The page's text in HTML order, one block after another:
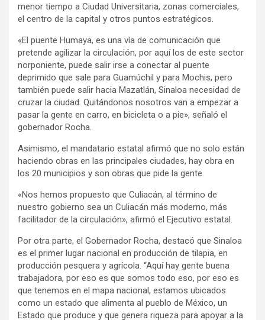
menor tiempo a Ciudad Universitaria, zonas comerciales,
el centro de la capital y otros puntos estratégicos.
«El puente Humaya, es una vía de comunicación que
pretende agilizar la circulación, por aquí los de este sector
norponiente, puede salir irse a conectar al puente
deprimido que sale para Guamúchil y para Mochis, pero
también puede salir hacia Mazatlán, Sinaloa necesidad de
cruzar la ciudad. Quitándonos nosotros van a empezar a
pasar la gente en carro, en bicicleta o a pie», señaló el
gobernador Rocha.
Asimismo, el mandatario estatal afirmó que no solo están
haciendo obras en las principales ciudades, hay obra en
los 20 municipios y son obras que pide la gente.
«Nos hemos propuesto que Culiacán, al término de
nuestro gobierno sea un Culiacán más moderno, más
facilitador de la circulación», afirmó el Ejecutivo estatal.
Por otra parte, el Gobernador Rocha, destacó que Sinaloa
es el primer lugar nacional en producción de tilapia, en
producción pesquera y agrícola. “Aquí hay gente buena
trabajadora, por eso es que somos todo eso, por eso es
que tenemos en el mapa nacional, estamos ubicados
como un estado que alimenta al pueblo de México, un
Estado que produce y que genera riqueza para apoyar a la